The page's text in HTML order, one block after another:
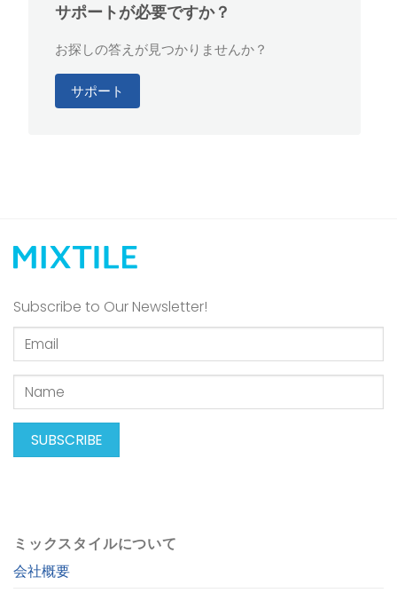
サポートが必要ですか？
お探しの答えが見つかりませんか？
サポート
Subscribe to Our Newsletter!
ミックスタイルについて
会社概要